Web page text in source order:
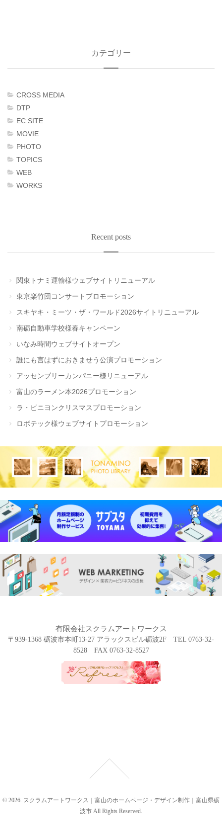
カテゴリー
CROSS MEDIA
DTP
EC SITE
MOVIE
PHOTO
TOPICS
WEB
WORKS
Recent posts
関東トナミ運輸様ウェブサイトリニューアル
東京楽竹団コンサートプロモーション
スキヤキ・ミーツ・ザ・ワールド2026サイトリニューアル
南砺自動車学校様春キャンペーン
いなみ時間ウェブサイトオープン
誰にも言はずにおきませう公演プロモーション
アッセンブリーカンパニー様リニューアル
富山のラーメン本2026プロモーション
ラ・ピニヨンクリスマスプロモーション
ロボテック様ウェブサイトプロモーション
有限会社スクラムアートワークス
〒939-1368 砺波市本町13-27 アラックスビル砺波2F TEL 0763-32-
8528 FAX 0763-32-8527
© 2026. スクラムアートワークス｜富山のホームページ・デザイン制作｜富山県砺
波市 All Rights Reserved.